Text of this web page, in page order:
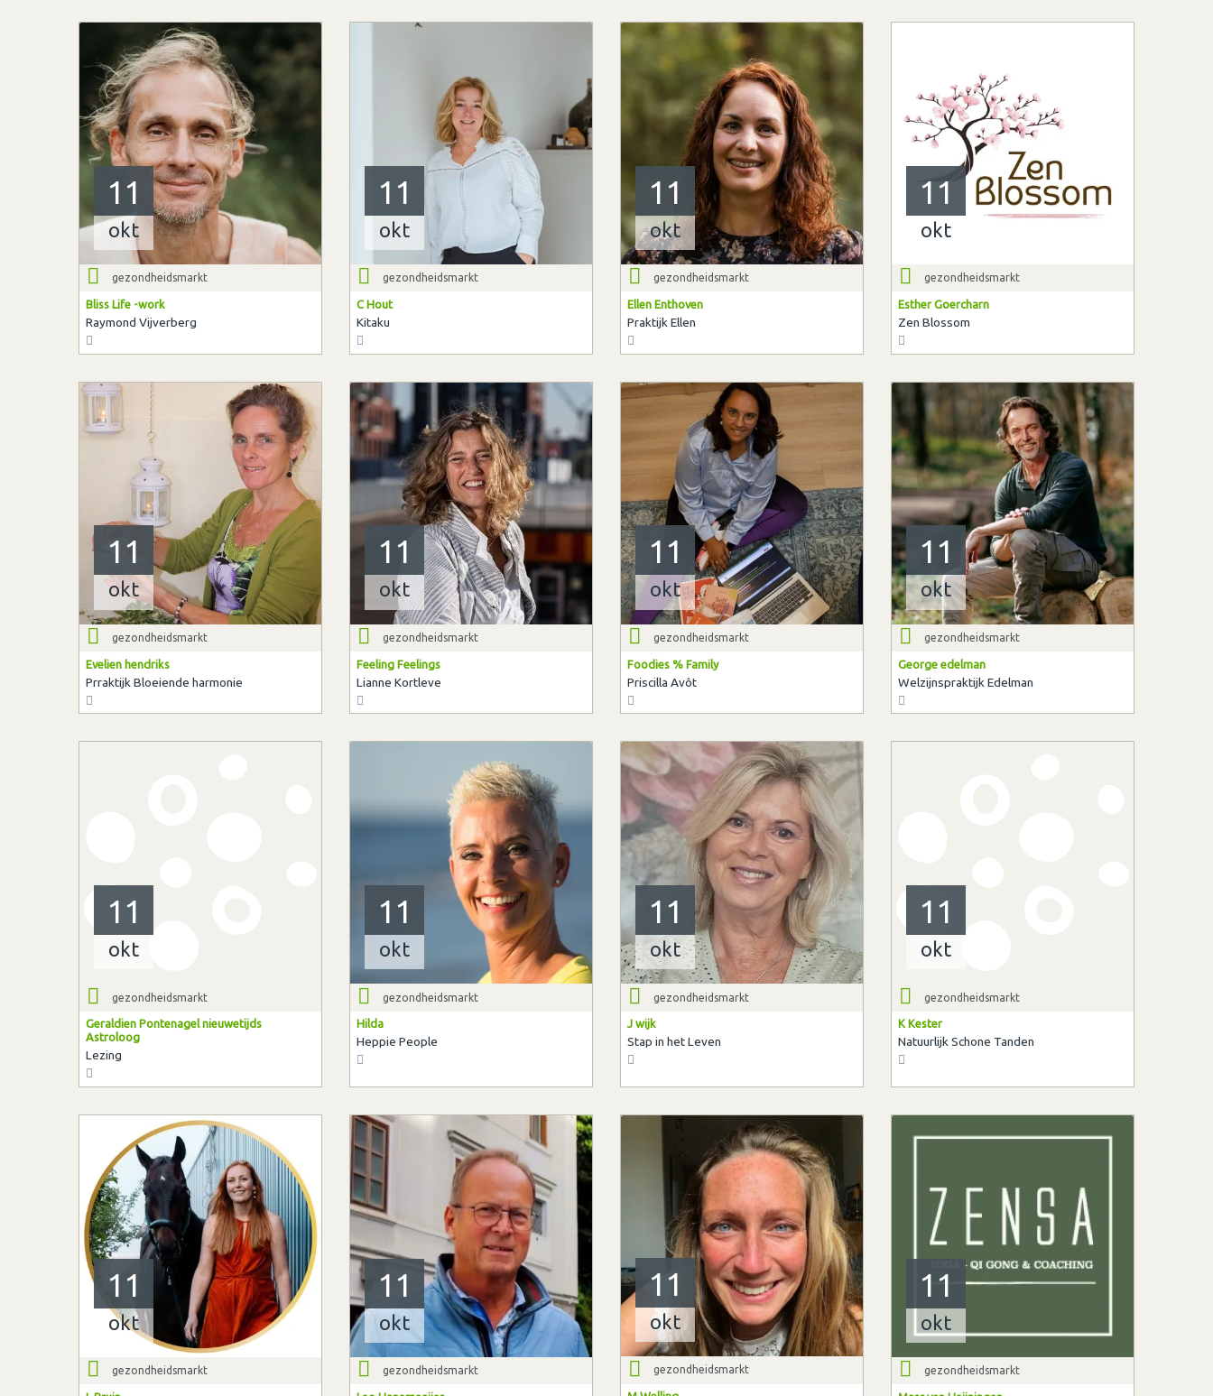
11
okt
gezondheidsmarkt
Bliss Life -work
Raymond Vijverberg
11
okt
gezondheidsmarkt
C Hout
Kitaku
11
okt
gezondheidsmarkt
Ellen Enthoven
Praktijk Ellen
11
okt
gezondheidsmarkt
Esther Goercharn
Zen Blossom
11
okt
gezondheidsmarkt
Evelien hendriks
Prraktijk Bloeiende harmonie
11
okt
gezondheidsmarkt
Feeling Feelings
Lianne Kortleve
11
okt
gezondheidsmarkt
Foodies % Family
Priscilla Avôt
11
okt
gezondheidsmarkt
George edelman
Welzijnspraktijk Edelman
11
okt
gezondheidsmarkt
Geraldien Pontenagel nieuwetijds
Astroloog
Lezing
11
okt
gezondheidsmarkt
Hilda
Heppie People
11
okt
gezondheidsmarkt
J wijk
Stap in het Leven
11
okt
gezondheidsmarkt
K Kester
Natuurlijk Schone Tanden
11
okt
gezondheidsmarkt
11
okt
gezondheidsmarkt
11
okt
gezondheidsmarkt
11
okt
gezondheidsmarkt